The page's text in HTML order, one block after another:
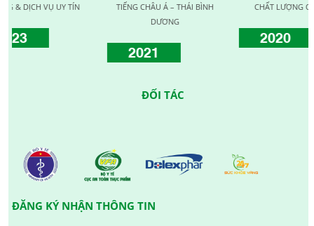
VỤ UY TÍN
TIẾNG CHÂU Á – THÁI BÌNH
2021
CHẤT LƯỢNG QUỐC TẾ
2020
ĐỐI TÁC
ĐĂNG KÝ NHẬN THÔNG TIN